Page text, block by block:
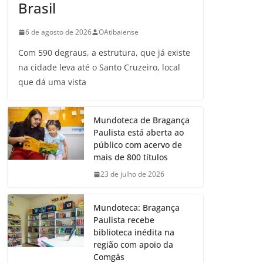
Brasil
6 de agosto de 2026 OAtibaiense
Com 590 degraus, a estrutura, que já existe
na cidade leva até o Santo Cruzeiro, local
que dá uma vista
Mundoteca de Bragança
Paulista está aberta ao
público com acervo de
mais de 800 títulos
23 de julho de 2026
Mundoteca: Bragança
Paulista recebe
biblioteca inédita na
região com apoio da
Comgás